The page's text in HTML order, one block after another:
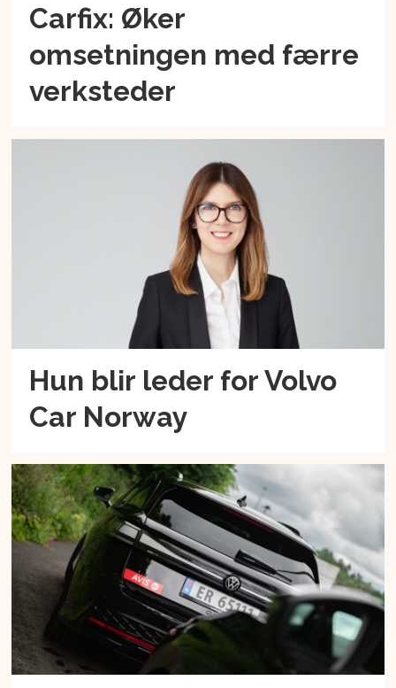
Carfix: Øker
omsetningen med færre
verksteder
Hun blir leder for Volvo
Car Norway